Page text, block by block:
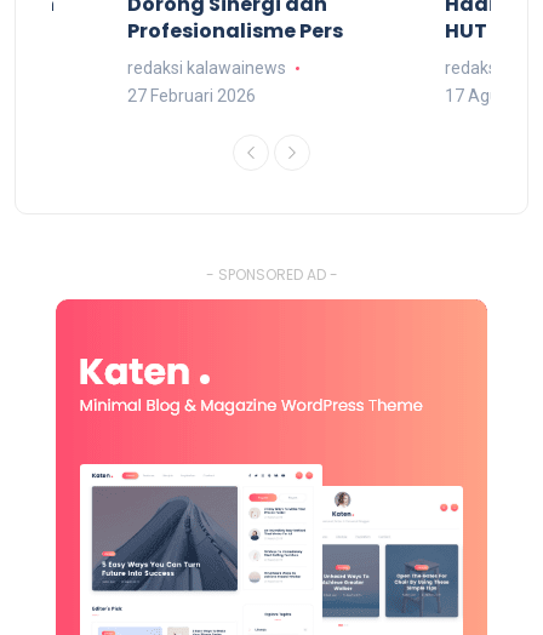
Profesionalisme Pers
redaksi kalawainews
27 Februari 2026
HUT RI
redaksi
17 Agustus
- SPONSORED AD -